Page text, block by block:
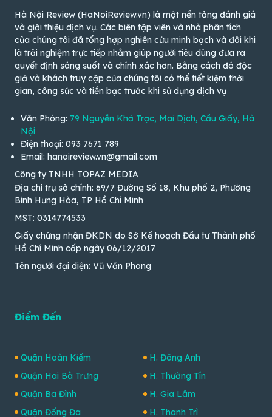
Hà Nội Review (HaNoiReview.vn) là một nền tảng đánh giá
và giới thiệu dịch vụ. Các biên tập viên và nhà phân tích
của chúng tôi đã tổng hợp nghiên cứu minh bạch và đôi khi
là trải nghiệm trực tiếp nhằm giúp người tiêu dùng đưa ra
quyết định sáng suốt và chính xác hơn. Bằng cách đó độc
giả và khách truy cập của chúng tôi có thể tiết kiệm thời
gian, công sức và tiền bạc trước khi sử dụng dịch vụ
Văn Phòng: 79 Nguyễn Khả Trạc, Mai Dịch, Cầu Giấy, Hà
Nội
Điện thoại: 093 7671 789
Email: hanoireview.vn@gmail.com
Công ty TNHH TOPAZ MEDIA
Địa chỉ trụ sở chính: 69/7 Đường Số 18, Khu phố 2, Phường
Bình Hưng Hòa, TP Hồ Chí Minh
MST: 0314774533
Giấy chứng nhận ĐKDN do Sở Kế hoạch Đầu tư Thành phố
Hồ Chí Minh cấp ngày 06/12/2017
Tên người đại diện: Vũ Văn Phong
Điểm Đến
Quận Hoàn Kiếm
Quận Hai Bà Trưng
Quận Ba Đình
Quận Đống Đa
H. Đông Anh
H. Thường Tín
H. Gia Lâm
H. Thanh Trì